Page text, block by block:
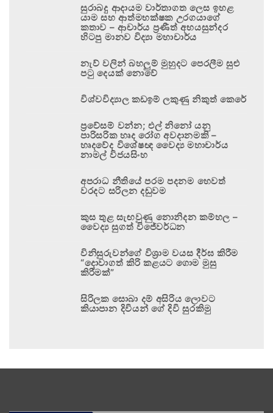
සුරාබදු ආදායම වාර්තාගත ලෙස ඉහළ
යාම සහ ආත්මභක්ෂක උරගයාගේ
කතාව – ආචාර්ය ප්‍රණීත් අභයසුන්දර
හිටපු මානව විද්‍යා මහාචාර්ය
නැව් වලින් බහලුම් මුහුදට පෙරලීම සුළු
පටු දෙයක් නොවේ
විශ්වවිද්‍යාල කඩඉම් ලකුණු නිකුත් කෙරේ
ප්‍රවේසම් වන්න; එල් නිනෝ යනු
පාරිසරික හෘද රෝග අවදානමකි –
හෘදවේද විශේෂඥ වෛද්‍ය මහාචාර්ය
නාමල් විජයසිංහ
අපරාධ නීතියේ පරම පදනම හෙවත්
වරදට සරිලන දඬුවම
කුස තුළ සැඟවුණු නොනිදන කම්හල –
වෛද්‍ය සුගත් විජේවර්ධන
විනිසුරුවන්ගේ විශ්‍රාම වයස දීර්ඝ කිරීම
“දොවාගත් කිරි කළයට ගොම මුසු
කිරීමක්”
සිරිලක සොබා දම් අසිරිය ලොවට
කියාපාන දිවියන් ගේ දිවි සුරකිමු